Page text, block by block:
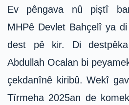
Ev pêngava nû piştî
MHPê Devlet Bahçelî ya
dest pê kir. Di
Abdullah Ocalan bi
çekdanînê kiribû. Wekî
Tîrmeha 2025an de